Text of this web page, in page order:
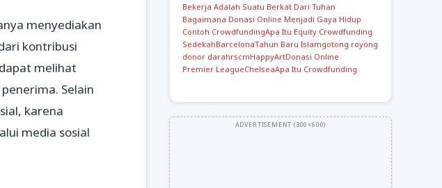
menyediakan
kontribusi
melihat
Selain
karena
media sosial
Bekerja Adalah Suatu Berkat Dari Tuhan
Bagaimana Donasi Online Menjadi Gaya Hidup
Contoh CrowdfundingApa Itu Equity Crowdfunding
SedekahBarcelonaTahun Baru Islamgotong royong
donor darahrscmHappyArtDonasi Online
Premier LeagueChelseaApa Itu Crowdfunding